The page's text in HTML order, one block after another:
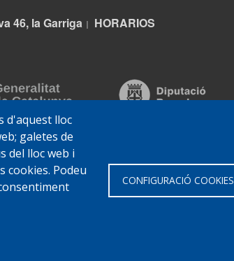
d'aquest lloc
galetes de
del lloc web i
cookies. Podeu
CONFIGURACIÓ COOKIES
46, la Garriga HORARIOS